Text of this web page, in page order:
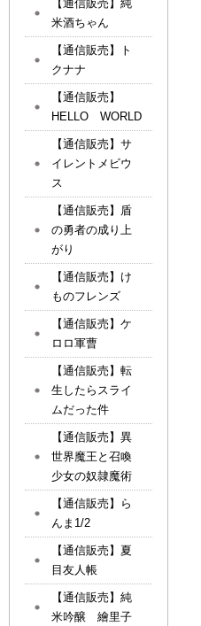
【通信販売】純
米酒ちゃん
【通信販売】ト
クナナ
【通信販売】
HELLO WORLD
【通信販売】サ
イレントメビウ
ス
【通信販売】盾
の勇者の成り上
がり
【通信販売】け
ものフレンズ
【通信販売】ケ
ロロ軍曹
【通信販売】転
生したらスライ
ムだった件
【通信販売】異
世界魔王と召喚
少女の奴隷魔術
【通信販売】ら
んま1/2
【通信販売】夏
目友人帳
【通信販売】純
米吟醸 繪里子